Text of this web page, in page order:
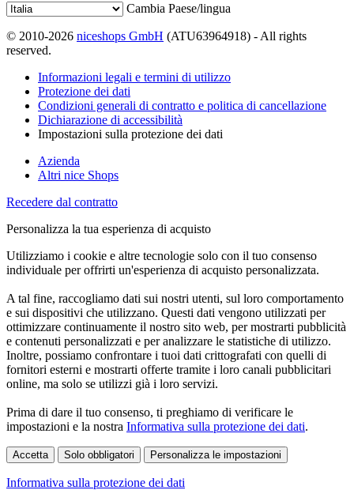
Cambia Paese/lingua
© 2010-2026 niceshops GmbH (ATU63964918) - All rights
reserved.
Informazioni legali e termini di utilizzo
Protezione dei dati
Condizioni generali di contratto e politica di cancellazione
Dichiarazione di accessibilità
Impostazioni sulla protezione dei dati
Azienda
Altri nice Shops
Recedere dal contratto
Personalizza la tua esperienza di acquisto
Utilizziamo i cookie e altre tecnologie solo con il tuo consenso
individuale per offrirti un'esperienza di acquisto personalizzata.
A tal fine, raccogliamo dati sui nostri utenti, sul loro comportamento
e sui dispositivi che utilizzano. Questi dati vengono utilizzati per
ottimizzare continuamente il nostro sito web, per mostrarti pubblicità
e contenuti personalizzati e per analizzare le statistiche di utilizzo.
Inoltre, possiamo confrontare i tuoi dati crittografati con quelli di
fornitori esterni e mostrarti offerte tramite i loro canali pubblicitari
online, ma solo se utilizzi già i loro servizi.
Prima di dare il tuo consenso, ti preghiamo di verificare le
impostazioni e la nostra Informativa sulla protezione dei dati.
Accetta Solo obbligatori Personalizza le impostazioni
Informativa sulla protezione dei dati